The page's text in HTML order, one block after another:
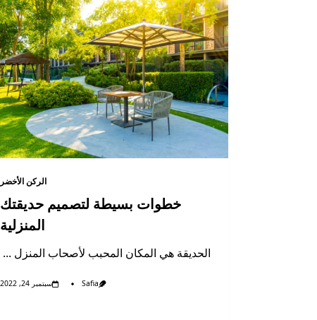
الركن الأخضر
خطوات بسيطة لتصميم حديقتك
المنزلية
الحديقة هي المكان المحبب لأصحاب المنزل ...
Safia سبتمبر 24, 2022